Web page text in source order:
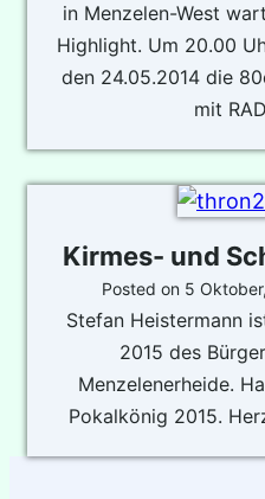
in Menzelen-West
Highlight. Um 20.00
den 24.05.2014 die
mit
Kirmes- und
Posted on 5
Stefan Heistermann
2015 des
Menzelenerheide.
Pokalkönig 2015.